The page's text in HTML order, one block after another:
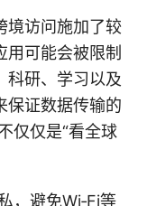
境访问施加了较
用可能会被限制
科研、学习以及
保证数据传输的
仅仅是“看全球
，避免Wi‑Fi等